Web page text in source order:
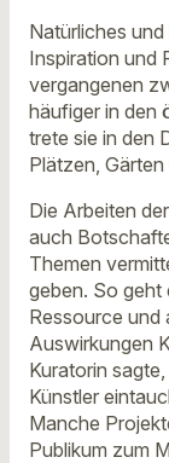
Natürliches
Inspiration und
vergangenen
häufiger in den
trete sie in den
Plätzen,
Die Arbeiten
auch
Themen
geben. So geht
Ressource und
Auswirkungen
Kuratorin
Künstler
Manche
Publikum zum